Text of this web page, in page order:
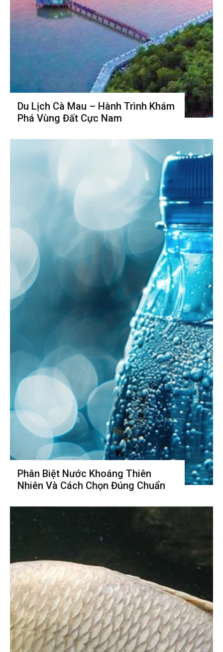
Du Lịch Cà Mau – Hành Trình Khám
Phá Vùng Đất Cực Nam
Phân Biệt Nước Khoáng Thiên
Nhiên Và Cách Chọn Đúng Chuẩn